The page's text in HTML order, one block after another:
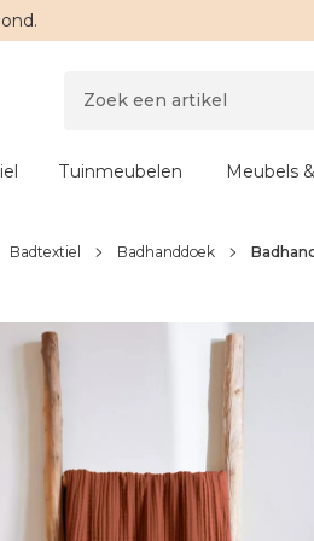
Tuinmeubelen Meubels
Badtextiel Badhanddoek